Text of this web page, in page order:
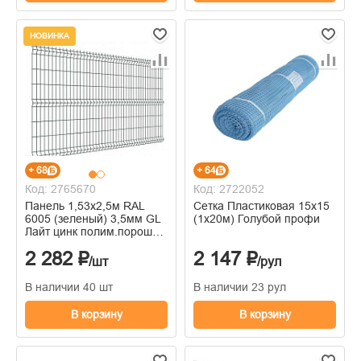
НОВИНКА
+ 68
Код: 2765670
Панель 1,53х2,5м RAL
6005 (зеленый) 3,5мм GL
Лайт цинк полим.порошк.
2 282 ₽/шт
В наличии 40 шт
В корзину
+ 64
Код: 2722052
Сетка Пластиковая 15х15
(1х20м) Голубой профи
2 147 ₽/рул
В наличии 23 рул
В корзину